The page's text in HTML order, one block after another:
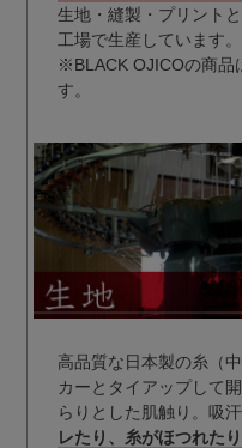
生地・縫製・プリント
工場で生産しています。
※BLACK OJICOの商品
す。
高品質な日本製の糸（
カーとタイアップして
らりとした肌触り。吸汗
レたり、糸がほつれた